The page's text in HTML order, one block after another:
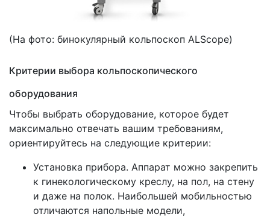
(На фото: бинокулярный кольпоскоп ALScope)
Критерии выбора кольпоскопического
оборудования
Чтобы выбрать оборудование, которое будет
максимально отвечать вашим требованиям,
ориентируйтесь на следующие критерии:
Установка прибора. Аппарат можно закрепить
к гинекологическому креслу, на пол, на стену
и даже на полок. Наибольшей мобильностью
отличаются напольные модели,